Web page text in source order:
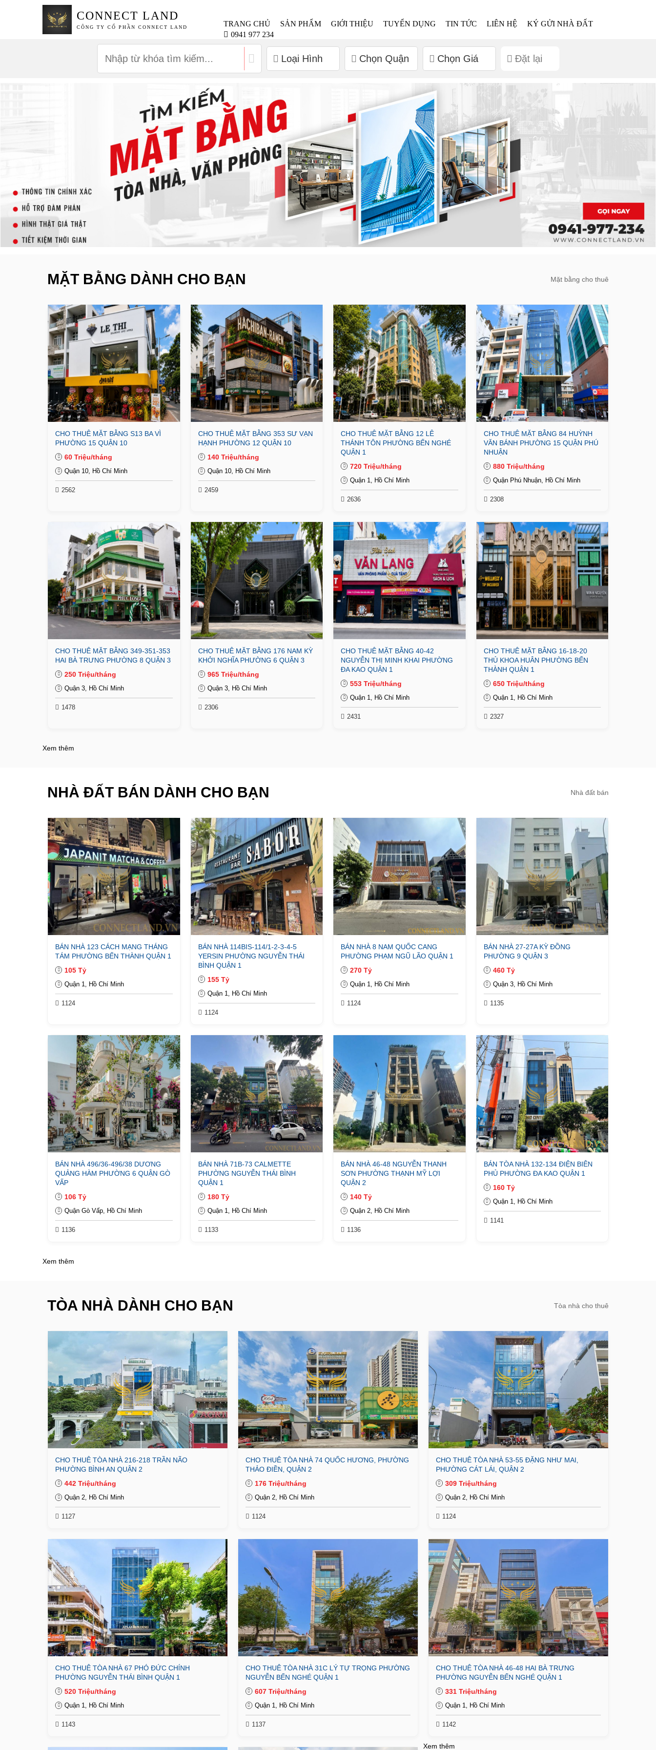
CONNECT LAND
CÔNG TY CỔ PHẦN CONNECT LAND TRANG CHỦ SẢN PHẨM GIỚI THIỆU TUYỂN DỤNG TIN TỨC LIÊN HỆ
KÝ GỬI NHÀ ĐẤT
0941 977 234
Loại Hình Chọn Quận Chọn Giá Đặt lại
MẶT BẰNG DÀNH CHO BẠN Mặt bằng cho thuê
CHO THUÊ MẶT BẰNG S13 BA VÌ
PHƯỜNG 15 QUẬN 10
60 Triệu/tháng
Quận 10, Hồ Chí Minh
2562
CHO THUÊ MẶT BẰNG 353 SƯ VẠN
HẠNH PHƯỜNG 12 QUẬN 10
140 Triệu/tháng
Quận 10, Hồ Chí Minh
2459
CHO THUÊ MẶT BẰNG 12 LÊ
THÁNH TÔN PHƯỜNG BẾN NGHÉ
QUẬN 1
720 Triệu/tháng
Quận 1, Hồ Chí Minh
2636
CHO THUÊ MẶT BẰNG 84 HUỲNH
VĂN BÁNH PHƯỜNG 15 QUẬN PHÚ
NHUẬN
880 Triệu/tháng
Quận Phú Nhuận, Hồ Chí Minh
2308
CHO THUÊ MẶT BẰNG 349-351-353
HAI BÀ TRƯNG PHƯỜNG 8 QUẬN 3
250 Triệu/tháng
Quận 3, Hồ Chí Minh
1478
CHO THUÊ MẶT BẰNG 176 NAM KỲ
KHỞI NGHĨA PHƯỜNG 6 QUẬN 3
965 Triệu/tháng
Quận 3, Hồ Chí Minh
2306
CHO THUÊ MẶT BẰNG 40-42
NGUYỄN THỊ MINH KHAI PHƯỜNG
ĐA KAO QUẬN 1
553 Triệu/tháng
Quận 1, Hồ Chí Minh
2431
CHO THUÊ MẶT BẰNG 16-18-20
THỦ KHOA HUÂN PHƯỜNG BẾN
THÀNH QUẬN 1
650 Triệu/tháng
Quận 1, Hồ Chí Minh
2327
Xem thêm
NHÀ ĐẤT BÁN DÀNH CHO BẠN Nhà đất bán
BÁN NHÀ 123 CÁCH MẠNG THÁNG
TÁM PHƯỜNG BẾN THÀNH QUẬN 1
105 Tỷ
Quận 1, Hồ Chí Minh
1124
BÁN NHÀ 114BIS-114/1-2-3-4-5
YERSIN PHƯỜNG NGUYỄN THÁI
BÌNH QUẬN 1
155 Tỷ
Quận 1, Hồ Chí Minh
1124
BÁN NHÀ 8 NAM QUỐC CANG
PHƯỜNG PHẠM NGŨ LÃO QUẬN 1
270 Tỷ
Quận 1, Hồ Chí Minh
1124
BÁN NHÀ 27-27A KỲ ĐỒNG
PHƯỜNG 9 QUẬN 3
460 Tỷ
Quận 3, Hồ Chí Minh
1135
BÁN NHÀ 496/36-496/38 DƯƠNG
QUẢNG HÀM PHƯỜNG 6 QUẬN GÒ
VẤP
106 Tỷ
Quận Gò Vấp, Hồ Chí Minh
1136
BÁN NHÀ 71B-73 CALMETTE
PHƯỜNG NGUYỄN THÁI BÌNH
QUẬN 1
180 Tỷ
Quận 1, Hồ Chí Minh
1133
BÁN NHÀ 46-48 NGUYỄN THANH
SƠN PHƯỜNG THẠNH MỸ LỢI
QUẬN 2
140 Tỷ
Quận 2, Hồ Chí Minh
1136
BÁN TÒA NHÀ 132-134 ĐIỆN BIÊN
PHỦ PHƯỜNG ĐA KAO QUẬN 1
160 Tỷ
Quận 1, Hồ Chí Minh
1141
Xem thêm
TÒA NHÀ DÀNH CHO BẠN Tòa nhà cho thuê
CHO THUÊ TÒA NHÀ 216-218 TRẦN NÃO
PHƯỜNG BÌNH AN QUẬN 2
442 Triệu/tháng
Quận 2, Hồ Chí Minh
1127
CHO THUÊ TÒA NHÀ 74 QUỐC HƯƠNG, PHƯỜNG
THẢO ĐIỀN, QUẬN 2
176 Triệu/tháng
Quận 2, Hồ Chí Minh
1124
CHO THUÊ TÒA NHÀ 53-55 ĐẶNG NHƯ MAI,
PHƯỜNG CÁT LÁI, QUẬN 2
309 Triệu/tháng
Quận 2, Hồ Chí Minh
1124
CHO THUÊ TÒA NHÀ 67 PHÓ ĐỨC CHÍNH
PHƯỜNG NGUYỄN THÁI BÌNH QUẬN 1
520 Triệu/tháng
Quận 1, Hồ Chí Minh
1143
CHO THUÊ TÒA NHÀ 31C LÝ TỰ TRỌNG PHƯỜNG
NGUYỄN BẾN NGHÉ QUẬN 1
607 Triệu/tháng
Quận 1, Hồ Chí Minh
1137
CHO THUÊ TÒA NHÀ 46-48 HAI BÀ TRƯNG
PHƯỜNG NGUYỄN BẾN NGHÉ QUẬN 1
331 Triệu/tháng
Quận 1, Hồ Chí Minh
1142
Xem thêm